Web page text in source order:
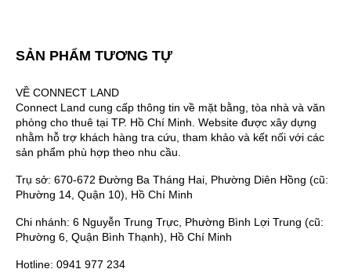
SẢN PHẨM TƯƠNG TỰ
VỀ CONNECT LAND
Connect Land cung cấp thông tin về mặt bằng, tòa nhà và văn
phòng cho thuê tại TP. Hồ Chí Minh. Website được xây dựng
nhằm hỗ trợ khách hàng tra cứu, tham khảo và kết nối với các
sản phẩm phù hợp theo nhu cầu.
Trụ sở: 670-672 Đường Ba Tháng Hai, Phường Diên Hồng (cũ:
Phường 14, Quận 10), Hồ Chí Minh
Chi nhánh: 6 Nguyễn Trung Trực, Phường Bình Lợi Trung (cũ:
Phường 6, Quận Bình Thạnh), Hồ Chí Minh
Hotline: 0941 977 234